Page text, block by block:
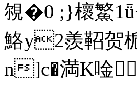
覙�0 ;}櫰鰵
鮥 y2羨鞀
n]c�満K